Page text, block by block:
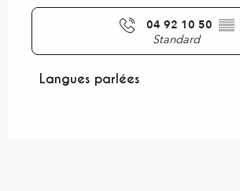
04 92 10 50 ▒▒
Standard
Langues parlées
Langues parlées